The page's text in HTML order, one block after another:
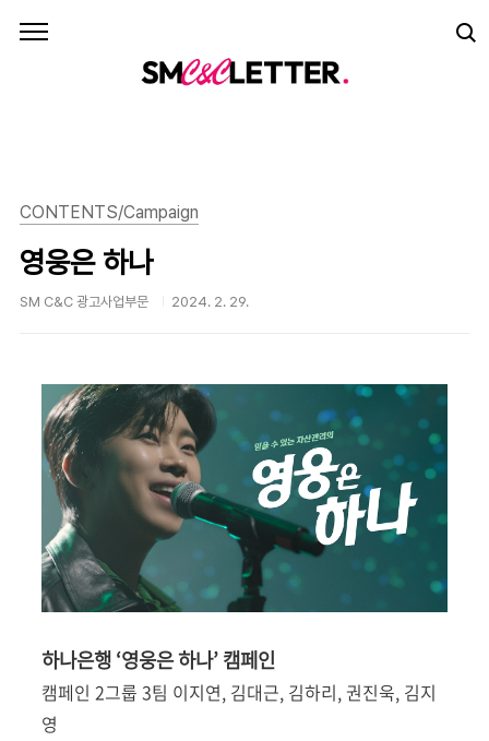
CONTENTS/Campaign
영웅은 하나
SM C&C 광고사업부문 2024. 2. 29.
하나은행 ‘영웅은 하나’ 캠페인
캠페인 2그룹 3팀 이지연, 김대근, 김하리, 권진욱, 김지
영